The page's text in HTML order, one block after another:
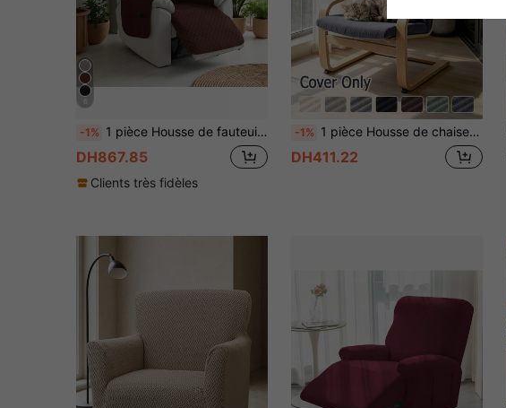
-1% 1 pièce Housse de fauteuil inclinable matelassée, housse de fauteuil de couleur unie, housse de canapé universelle antidérapante anti-rayures pour chat
DH867.85
Clients très fidèles
-1% 1 pièce Housse de chaise longue extensible, housse de coussin de chaise jacquard, housse de fauteuil inclinable simple, protecteur de fauteuil pour le salon
DH411.22